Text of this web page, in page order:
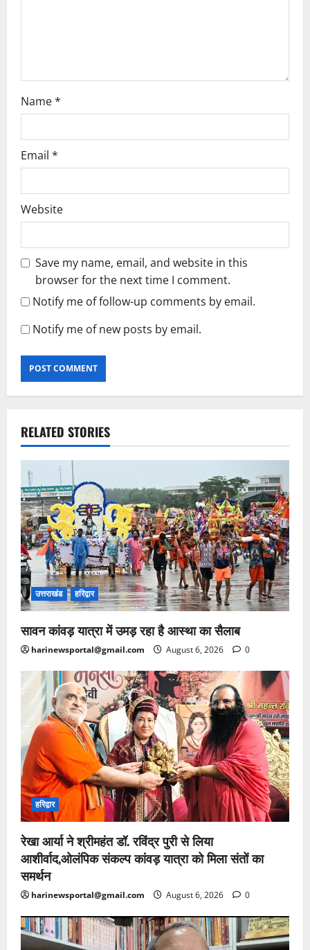
Name*
Email *
Website
Save my name, email, and website in this
browser for the next time I comment.
Notify me of follow-up comments by email.
Notify me of new posts by email.
RELATED STORIES
उत्तराखंड हरिद्वार
सावन कांवड़ यात्रा में उमड़ रहा है आस्था का सैलाब
harinewsportal@gmail.com August 6, 2026 0
हरिद्वार
रेखा आर्या ने श्रीमहंत डॉ. रविंद्र पुरी से लिया
आशीर्वाद,ओलंपिक संकल्प कांवड़ यात्रा को मिला संतों का
समर्थन
harinewsportal@gmail.com August 6, 2026 0